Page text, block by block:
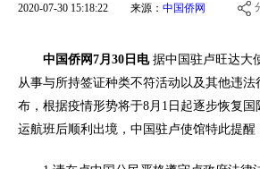
2020-07-30 15:18:22 来源： 中国侨网
中国侨网7月30日电据中国驻卢旺达大
从事与所持签证种类不符活动以及其他违
布，根据疫情形势将于8月1日起逐步恢复
运航班后顺利出境，中国驻卢使馆特此提醒